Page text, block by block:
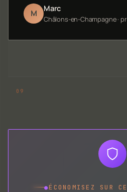
M Marc
Châlons-en-Champagne ·
●ÉCONOMISEZ SUR